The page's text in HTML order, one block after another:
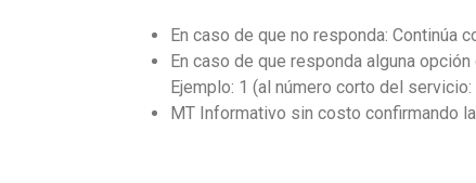
En caso de que no responda: Continúa
En caso de que responda alguna
Ejemplo: 1 (al número corto del
MT Informativo sin costo confirmando